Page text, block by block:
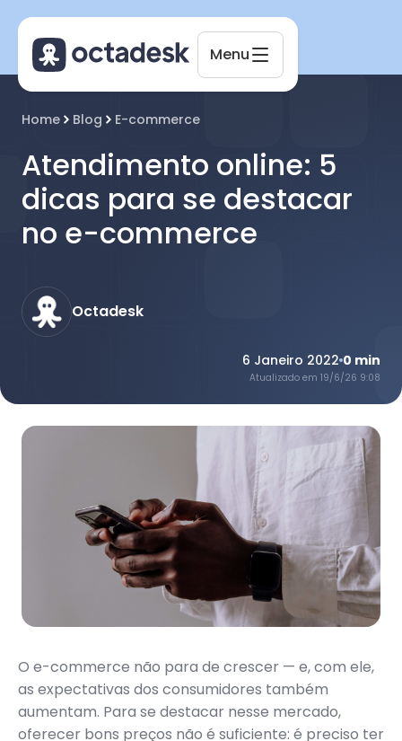
Menu
Home Blog E-commerce
Atendimento online: 5
dicas para se destacar
no e-commerce
Octadesk
6 Janeiro 2022 0 min
Atualizado em 19/6/26 9:08
O e-commerce não para de crescer — e, com ele,
as expectativas dos consumidores também
aumentam. Para se destacar nesse mercado,
oferecer bons preços não é suficiente: é preciso ter
Octadesk